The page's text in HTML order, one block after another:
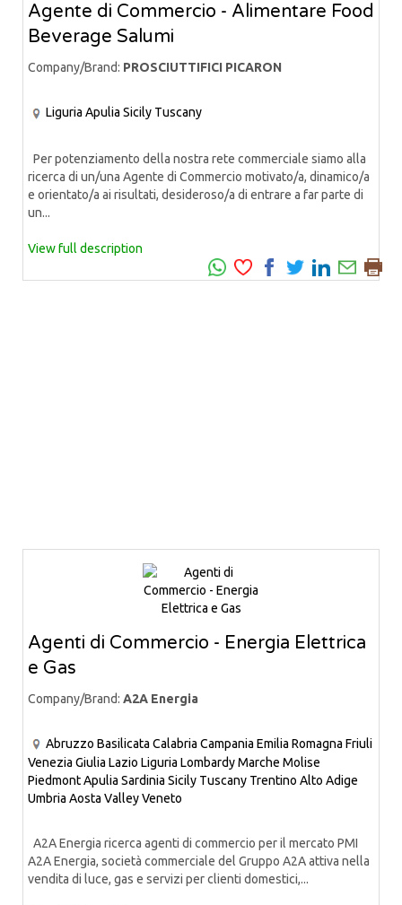
Agente di Commercio - Alimentare Food
Beverage Salumi
Company/Brand: PROSCIUTTIFICI PICARON
Liguria Apulia Sicily Tuscany
Per potenziamento della nostra rete commerciale siamo alla
ricerca di un/una Agente di Commercio motivato/a, dinamico/a
e orientato/a ai risultati, desideroso/a di entrare a far parte di
un...
View full description
Agenti di Commercio - Energia Elettrica
e Gas
Company/Brand: A2A Energia
Abruzzo Basilicata Calabria Campania Emilia Romagna Friuli
Venezia Giulia Lazio Liguria LombardyMarche Molise
PiedmontApulia Sardinia Sicily Tuscany Trentino Alto Adige
Umbria Aosta ValleyVeneto
A2A Energia ricerca agenti di commercio per il mercato PMI
A2A Energia, società commerciale del Gruppo A2A attiva nella
vendita di luce, gas e servizi per clienti domestici,...